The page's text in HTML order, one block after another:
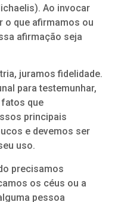
Ao invocar
o que afirmamos ou
afirmação seja
juramos fidelidade.
para testemunhar,
que
principais
e devemos ser
uso.
precisamos
os céus ou a
pessoa